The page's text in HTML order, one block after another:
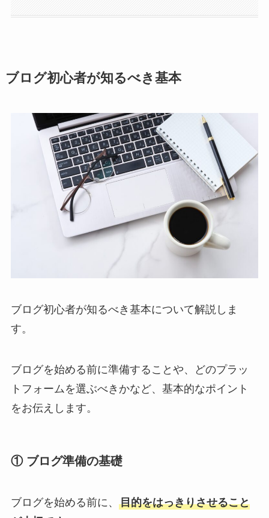
ブログ初心者が知るべき基本
ブログ初心者が知るべき基本について解説しま
す。
ブログを始める前に準備することや、どのプラッ
トフォームを選ぶべきかなど、基本的なポイント
をお伝えします。
① ブログ準備の基礎
ブログを始める前に、 目的をはっきりさせること